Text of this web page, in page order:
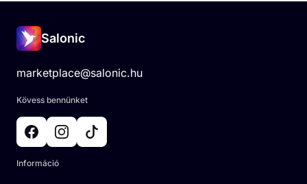
Salonic
marketplace@salonic.hu
Kövess bennünket
Információ